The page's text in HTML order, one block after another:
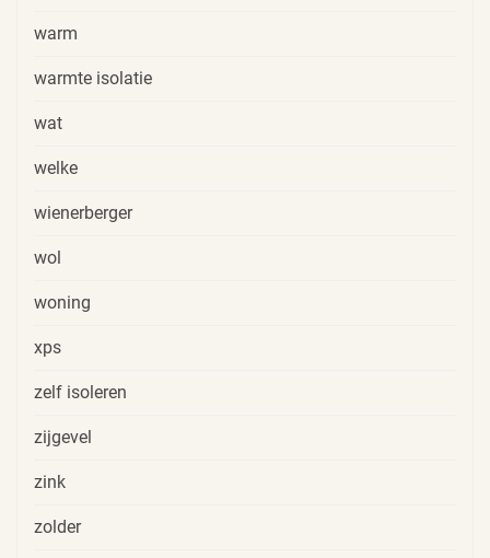
warm
warmte isolatie
wat
welke
wienerberger
wol
woning
xps
zelf isoleren
zijgevel
zink
zolder